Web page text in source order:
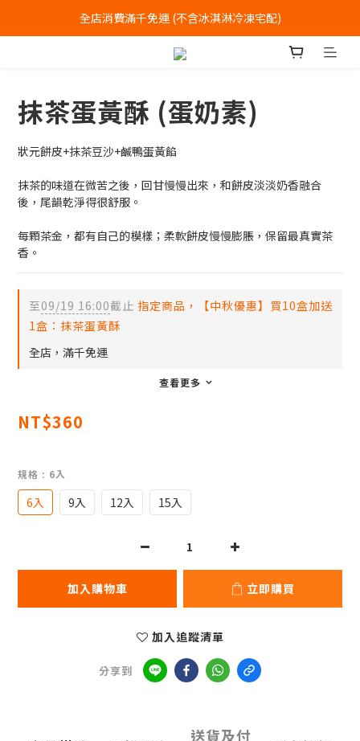
全店消費滿千免運 (不含冰淇淋冷凍宅配)
全店消費滿千免運 (不含冰淇淋冷凍宅配)
中式喜餅每消費滿一萬元，加贈2個一斤大餅
抹茶蛋黃酥 (蛋奶素)
狀元餅皮+抹茶豆沙+鹹鴨蛋黃餡
抹茶的味道在微苦之後，回甘慢慢出來，和餅皮淡淡奶香融合
後，尾韻乾淨得很舒服。
每顆茶金，都有自己的模樣；柔軟餅皮慢慢膨脹，保留最真實茶
香。
至09/19 16:00截止 指定商品，【中秋優惠】買10盒加送
1盒：抹茶蛋黃酥
全店，滿千免運
查看更多
NT$360
規格 : 6入
6入 9入 12入 15入
加入購物車 立即購買
加入追蹤清單
分享到
送貨及付